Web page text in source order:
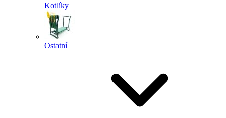
Kotlíky
Ostatní